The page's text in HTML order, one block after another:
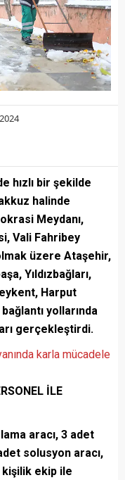
hızlı bir şekilde
halinde
Meydanı,
Vali Fahribey
üzere Ataşehir,
Yıldızbağları,
Harput
yollarında
gerçekleştirdi.
İLE
aracı, 3 adet
solusyon aracı,
kişilik ekip ile